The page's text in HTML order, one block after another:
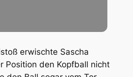
und sorgte mit dieser
im weiteren
erwischte Sascha
Position den Kopfball nicht